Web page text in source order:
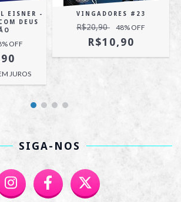
EISNER -
DEUS
% OFF
JUROS
VINGADORES #23
R$20,90 48% OFF
R$10,90
SIGA-NOS